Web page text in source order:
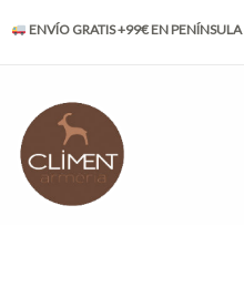
ENVÍO GRATIS +99€ EN PENÍNSULA